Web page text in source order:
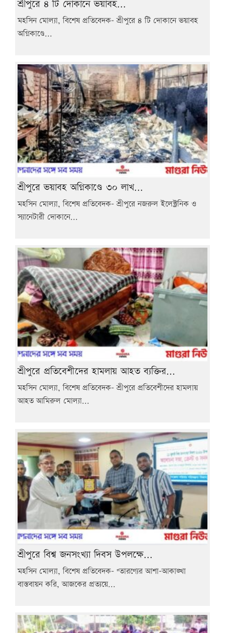
শ্রীপুরে ৪ টি দোকানে ভয়াবহ...
মহসিন মোল্যা, বিশেষ প্রতিবেদক- শ্রীপুরে ৪ টি দোকানে ভয়াবহ
অগ্নিকাণ্ডে...
শ্রীপুরে ভয়াবহ অগ্নিকাণ্ডে ৩০ লাখ...
মহসিন মোল্যা, বিশেষ প্রতিবেদক- শ্রীপুরে নজরুল ইলেক্ট্রনিক ও
স্যানেটারী দোকানে...
শ্রীপুরে প্রতিবেশীদের হামলায় আহত ব্যক্তির...
মহসিন মোল্যা, বিশেষ প্রতিবেদক- শ্রীপুরে প্রতিবেশীদের হামলায়
আহত আমিরুল মোল্যা...
শ্রীপুরে বিশ্ব জনসংখ্যা দিবস উপলক্ষে...
মহসিন মোল্যা, বিশেষ প্রতিবেদক- "তারণ্যের আশা-আকাঙ্খা
বাস্তবায়ন করি, আজকের প্রত্যয়ে...